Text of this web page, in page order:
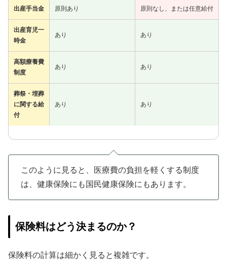
出産手当金 原則あり 原則なし、または任意給付
出産育児一
時金
あり あり
高額療養費
制度
あり あり
葬祭・埋葬
に関する給
付
あり あり
このように見ると、医療費の負担を軽くする制度
は、健康保険にも国民健康保険にもあります。
保険料はどう決まるのか？
保険料の計算は細かく見ると複雑です。